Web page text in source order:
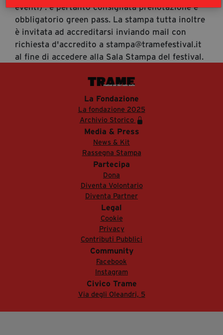
eventi) : è pertanto consigliata prenotazione e
obbligatorio green pass. La stampa tutta inoltre
è invitata ad accreditarsi inviando mail con
richiesta d'accredito a stampa@tramefestival.it
al fine di accedere alla Sala Stampa del festival.
La Fondazione
La fondazione 2025
Archivio Storico
Media & Press
News & Kit
Rassegna Stampa
Partecipa
Dona
Diventa Volontario
Diventa Partner
Legal
Cookie
Privacy
Contributi Pubblici
Community
Facebook
Instagram
Civico Trame
Via degli Oleandri, 5